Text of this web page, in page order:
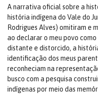
A narrativa oficial sobre a
história indígena do Vale do
Rodrigues Alves) omitiram e
ao declarar o meu povo
distante e distorcido, a
identificação dos meus
reconheciam na
busco com a pesquisa
indígenas por meio das